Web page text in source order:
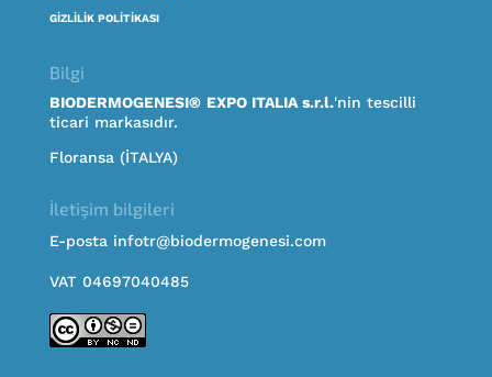
GİZLİLİK POLİTİKASI
Bilgi
BIODERMOGENESI® EXPO ITALIA s.r.l.'nin tescilli
ticari markasıdır.
Floransa (İTALYA)
İletişim bilgileri
E-posta infotr@biodermogenesi.com
VAT 04697040485